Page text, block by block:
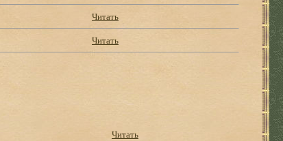
Читать
Читать
Читать